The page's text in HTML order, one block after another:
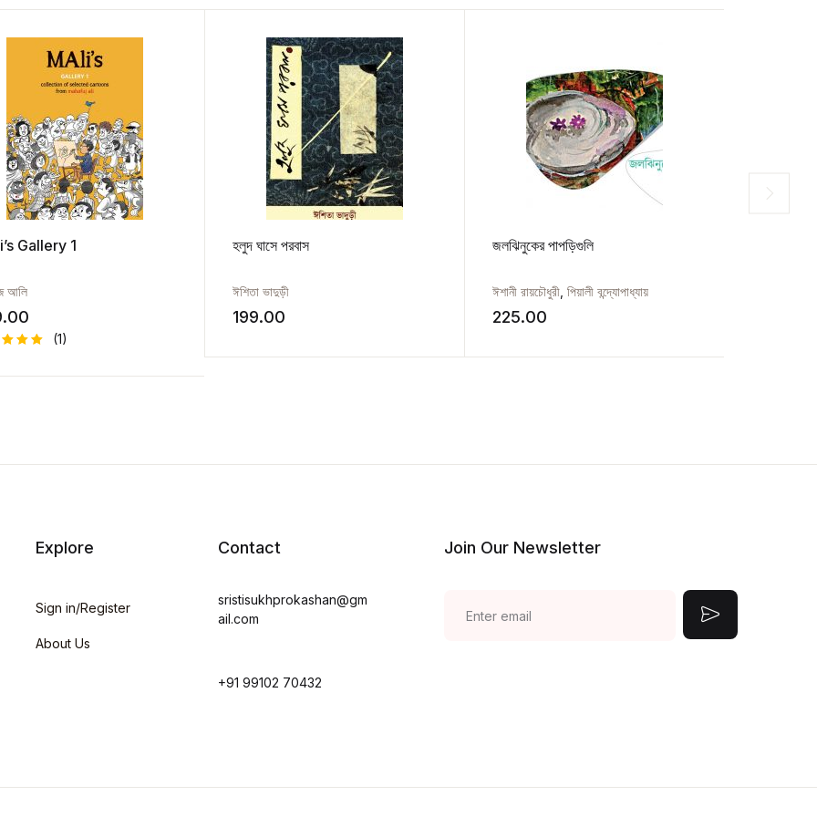
Gallery 1
আলি
out
(1)
হলুদ ঘাসে পরবাস
ঈশিতা ভাদুড়ী
199.00
জলঝিনুকের পাপড়িগুলি
ঈশানী রায়চৌধুরী পিয়ালী বন্দ্যোপাধ্যায়
225.00
Explore
Sign in/Register
About Us
Contact
sristisukhprokashan@gm
ail.com
+91 99102 70432
Join Our Newsletter